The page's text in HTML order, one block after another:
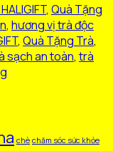
, Quà Tặng
, hương vị trà độc
, Quà Tặng Trà,
sạch an toàn,trà
chè chăm sóc sức khỏe